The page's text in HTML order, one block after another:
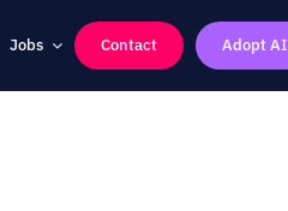
Jobs Contact Adopt AI